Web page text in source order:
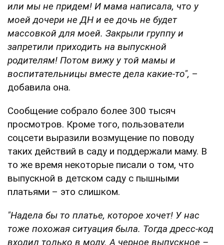
или мы не придем! И мама написала, что у
моей дочери не ДН и ее дочь не будет
массовкой для моей. Закрыли группу и
запретили приходить на выпускной
родителям! Потом вижу у той мамы и
воспитательницы вместе дела какие-то", –
добавила она.
Сообщение собрало более 300 тысяч
просмотров. Кроме того, пользователи
соцсети выразили возмущение по поводу
таких действий в саду и поддержали маму. В
то же время некоторые писали о том, что
выпускной в детском саду с пышными
платьями – это слишком.
"Надела бы то платье, которое хочет! У нас
тоже похожая ситуация была. Тогда дресс-код
входил только в моду. А черное выпускное –